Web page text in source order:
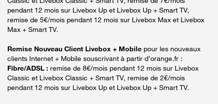
pendant 12 mois sur Livebox Up et Livebox Up + Smart TV,
remise de 5€/mois pendant 12 mois sur Livebox Max et Livebox
Max + Smart TV.
Remise Nouveau Client Livebox + Mobile pour les nouveaux
clients Internet + Mobile souscrivant à partir d’orange.fr :
Fibre/ADSL : remise de 8€/mois pendant 12 mois sur Livebox
Classic et Livebox Classic + Smart TV, remise de 2€/mois
pendant 12 mois sur Livebox Up et Livebox Up + Smart TV.